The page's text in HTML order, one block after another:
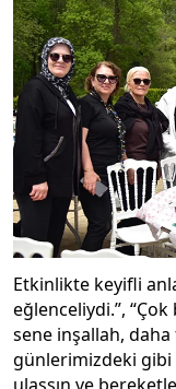
Etkinlikte keyifli
eğlenceliydi.”,
sene inşallah, daha
günlerimizdeki gibi